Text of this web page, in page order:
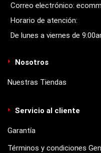
Correo electrónico:
Horario de atención:
De lunes a viernes de
Nosotros
Nuestras Tiendas
Servicio al cliente
Garantía
Términos y condiciones